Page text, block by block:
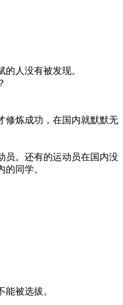
的人没有被发现。
修炼成功，在国内就默默无
员。还有的运动员在国内没
同学。
被选拔。